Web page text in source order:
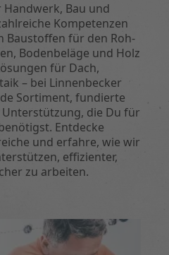
Bau und
Kompetenzen
Baustoffen für den Roh-
Bodenbeläge und Holz
für Dach,
– bei Linnenbecker
Sortiment, fundierte
die Du für
Entdecke
und erfahre, wie wir
effizienter,
zu arbeiten.